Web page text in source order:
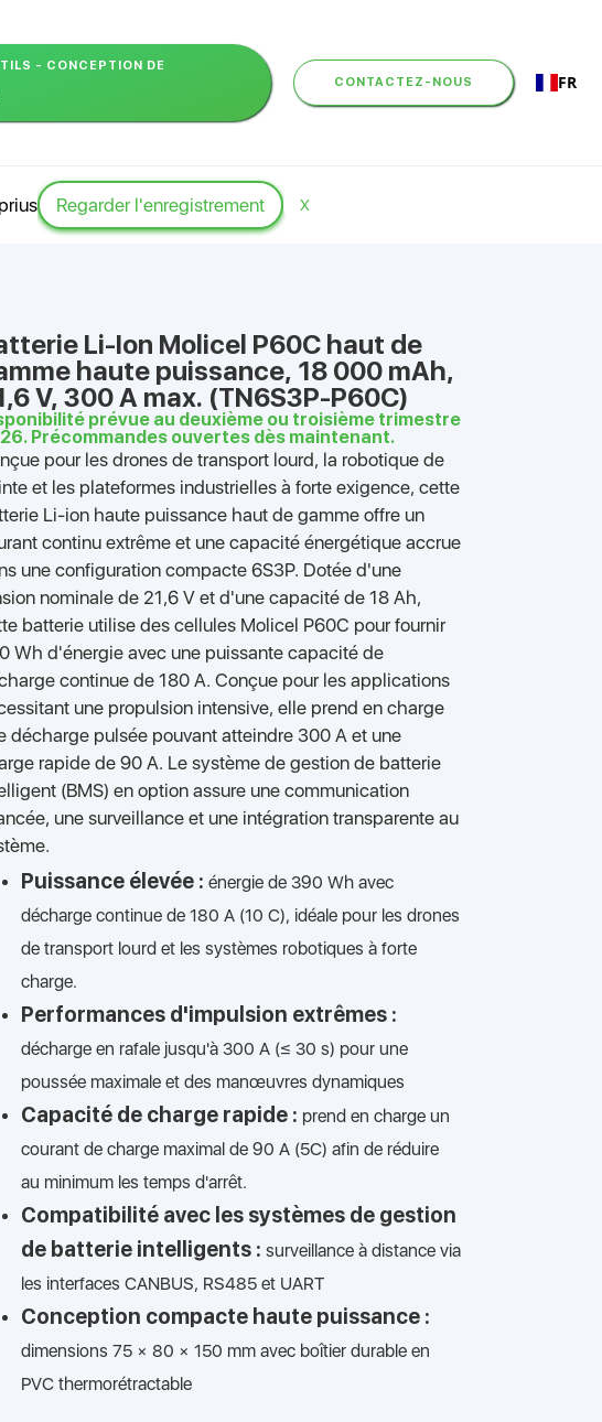
- CONCEPTION DE
CONTACTEZ-NOUS FR
Regarder l'enregistrement X
Li-Ion Molicel P60C haut de
haute puissance, 18 000 mAh,
V, 300 A max. (TN6S3P-P60C)
prévue au deuxième ou troisième trimestre
Précommandes ouvertes dès maintenant.
pour les drones de transport lourd, la robotique de
et les plateformes industrielles à forte exigence, cette
Li-ion haute puissance haut de gamme offre un
continu extrême et une capacité énergétique accrue
une configuration compacte 6S3P. Dotée d'une
nominale de 21,6 V et d'une capacité de 18 Ah,
batterie utilise des cellules Molicel P60C pour fournir
Wh d'énergie avec une puissante capacité de
continue de 180 A. Conçue pour les applications
une propulsion intensive, elle prend en charge
décharge pulsée pouvant atteindre 300 A et une
rapide de 90 A. Le système de gestion de batterie
(BMS) en option assure une communication
une surveillance et une intégration transparente au
Puissance élevée : énergie de 390 Wh avec
décharge continue de 180 A (10 C), idéale pour les drones
de transport lourd et les systèmes robotiques à forte
charge.
Performances d'impulsion extrêmes :
décharge en rafale jusqu'à 300 A (≤ 30 s) pour une
poussée maximale et des manœuvres dynamiques
Capacité de charge rapide : prend en charge un
courant de charge maximal de 90 A (5C) afin de réduire
au minimum les temps d'arrêt.
Compatibilité avec les systèmes de gestion
de batterie intelligents : surveillance à distance via
les interfaces CANBUS, RS485 et UART
Conception compacte haute puissance :
dimensions 75 × 80 × 150 mm avec boîtier durable en
PVC thermorétractable